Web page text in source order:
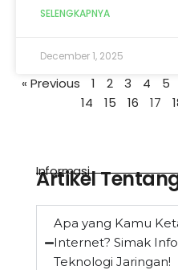
SELENGKAPNYA
December 1, 2025
« Previous 1 2 3 4 5
14
15 16 17
Informasi
Artikel
Apa yang Kamu
Internet? Simak
Teknologi Jaringan!